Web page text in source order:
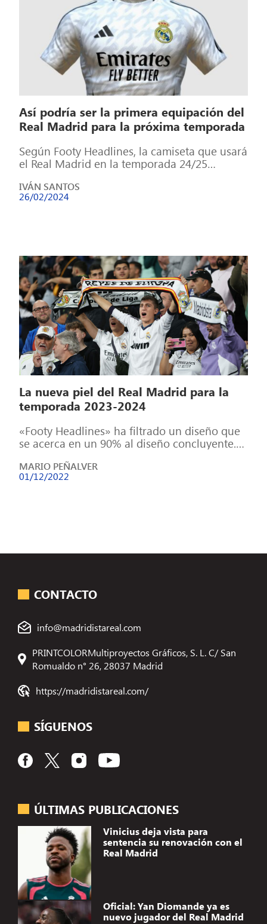
Así podría ser la primera equipación del
Real Madrid para la próxima temporada
Según Footy Headlines, la camiseta que usará
el Real Madrid en la temporada 24/25
predominantemente […]
IVÁN SANTOS
26/02/2024
La nueva piel del Real Madrid para la
temporada 2023-2024
«Footy Headlines» ha filtrado un diseño que
se acerca en un 90% al diseño concluyente.
MARIO PEÑALVER
01/12/2022
ÚLTIMAS PUBLICACIONES
Vinicius deja vista para
sentencia su renovación con el
Real Madrid
Oficial: Yan Diomande ya es
nuevo jugador del Real Madrid
CONTACTO
info@madridistareal.com
PRINTCOLORMultiproyectos Gráficos, S. L. C/ San
Romualdo n° 26, 28037 Madrid
https://madridistareal.com/
SÍGUENOS